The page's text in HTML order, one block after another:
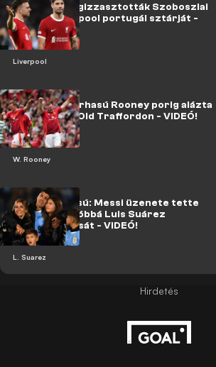
Liverpool
Alaposan megizzasztották Szoboszlai
miatt a Liverpool portugál sztárját -
VIDEÓ!
W. Rooney
A 38 éves, sörhasú Rooney porig alázta
a maiakat az Old Traffordon - VIDEÓ!
L. Suarez
Könnyes búcsú: Messi üzenete tette
még meghatóbbá Luis Suárez
visszavonulását - VIDEÓ!